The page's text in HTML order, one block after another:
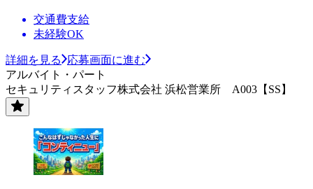
交通費支給
未経験OK
詳細を見る
応募画面に進む
アルバイト・パート
セキュリティスタッフ株式会社 浜松営業所 A003【SS】